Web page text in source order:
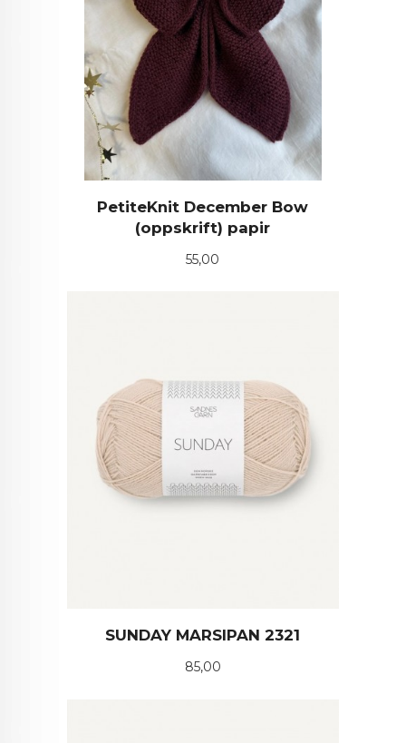
PetiteKnit December Bow
(oppskrift) papir
Pris
55,00
SUNDAY MARSIPAN 2321
Pris
85,00